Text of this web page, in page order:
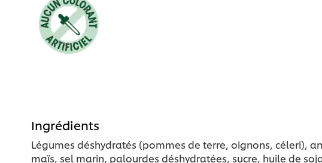
Ingrédients
Légumes déshydratés (pommes de terre, oignons, céleri),
maïs, sel marin, palourdes déshydratées, sucre, huile de